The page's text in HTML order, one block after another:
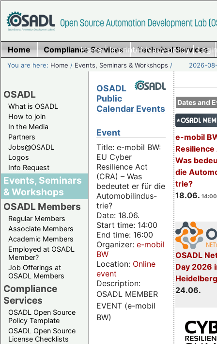
Home|Imprint/Privacy policy|
Home Compliance Services Technical Services
You are here: Home / Events, Seminars & Workshops / 2026-
OSADL
What is OSADL
How to join
In the Media
Partners
Jobs@OSADL
Logos
Info Request
Events, Seminars
& Workshops
OSADL Members
Regular Members
Associate Members
Academic Members
Employed at OSADL
Member?
Job Offerings at
OSADL Members
Compliance
Services
OSADL Open Source
Policy Template
OSADL Open Source
License Checklists
Dates and
e-mobil
Resilience
Was
die
trie?
18.06.
OSADL
Day 2026
24.06.
OSADL
Public
Calendar Events
Event
Title: e-mobil BW:
EU Cyber
Resilience Act
(CRA) – Was
bedeutet er für die
Automobilindus-
trie?
Date: 18.06.
Start time: 14:00
End time: 16:00
Organizer: e-mobil
BW
Location: Online
event
Description:
OSADL MEMBER
EVENT (e-mobil
BW)